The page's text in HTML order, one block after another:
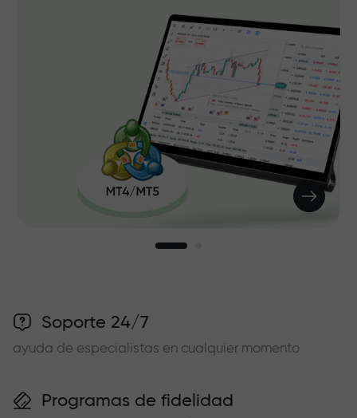
Soporte 24/7
ayuda de especialistas en cualquier momento
Programas de fidelidad